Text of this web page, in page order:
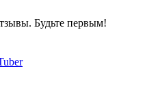
Будьте первым!